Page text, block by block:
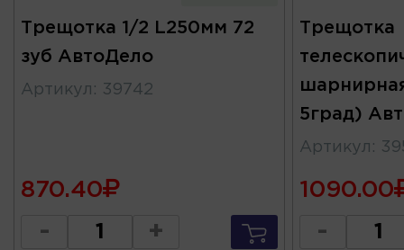
Трещотка 1/2 L250мм 72
зуб АвтоДело
Артикул : 39742
870.40
- +
Трещотка
5град)
Артикул :
1090.00
-